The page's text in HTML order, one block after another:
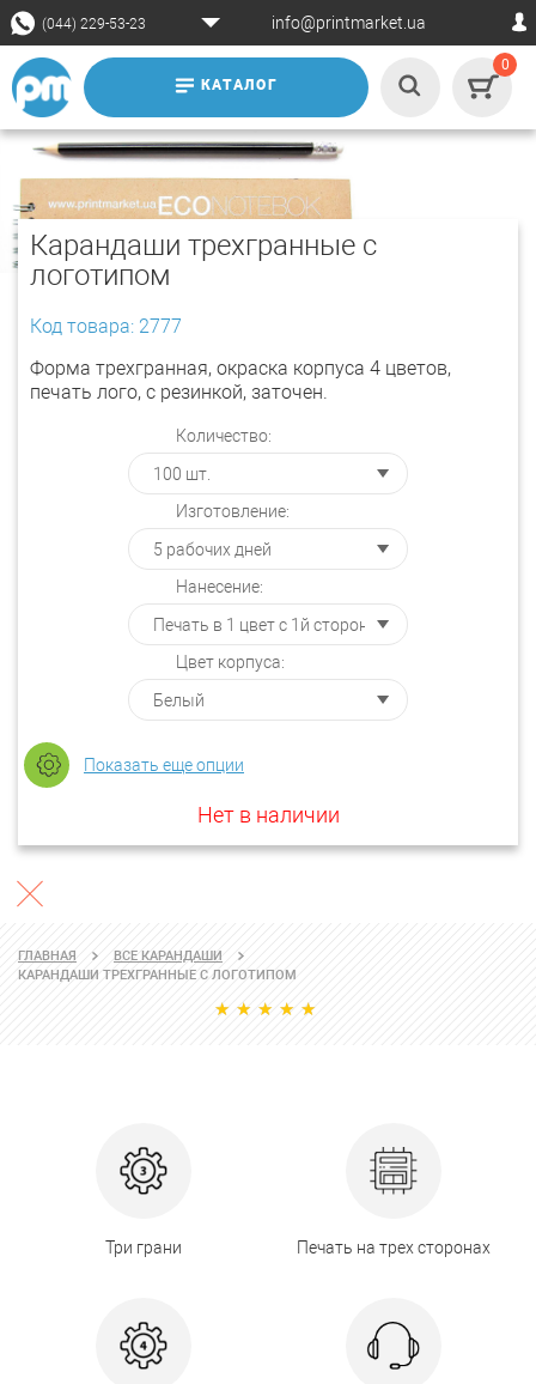
(044) 229-53-23 info@printmarket.ua
КАТАЛОГ
0
Карандаши трехгранные с
логотипом
Код товара: 2777
Форма трехгранная, окраска корпуса 4 цветов,
печать лого, с резинкой, заточен.
Количество:
Изготовление:
Нанесение:
Цвет корпуса:
Показать еще опции
Нет в наличии
ГЛАВНАЯ
ВСЕ КАРАНДАШИ
КАРАНДАШИ ТРЕХГРАННЫЕ С ЛОГОТИПОМ
Три грани Печать на трех сторонах